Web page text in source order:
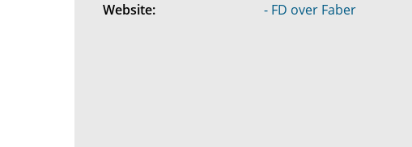
Website:
- FD over Faber